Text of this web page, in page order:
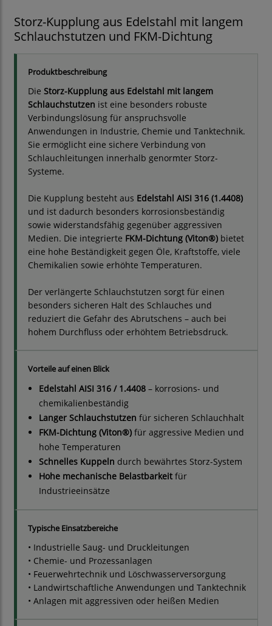
Storz-Kupplung aus Edelstahl mit langem
Schlauchstutzen und FKM-Dichtung
Produktbeschreibung
Die Storz-Kupplung aus Edelstahl mit langem
Schlauchstutzen ist eine besonders robuste
Verbindungslösung für anspruchsvolle
Anwendungen in Industrie, Chemie und Tanktechnik.
Sie ermöglicht eine sichere Verbindung von
Schlauchleitungen innerhalb genormter Storz-
Systeme.
Die Kupplung besteht aus Edelstahl AISI 316 (1.4408)
und ist dadurch besonders korrosionsbeständig
sowie widerstandsfähig gegenüber aggressiven
Medien. Die integrierte FKM-Dichtung (Viton®) bietet
eine hohe Beständigkeit gegen Öle, Kraftstoffe, viele
Chemikalien sowie erhöhte Temperaturen.
Der verlängerte Schlauchstutzen sorgt für einen
besonders sicheren Halt des Schlauches und
reduziert die Gefahr des Abrutschens – auch bei
hohem Durchfluss oder erhöhtem Betriebsdruck.
Vorteile auf einen Blick
Edelstahl AISI 316 / 1.4408 – korrosions- und
chemikalienbeständig
Langer Schlauchstutzen für sicheren Schlauchhalt
FKM-Dichtung (Viton®) für aggressive Medien und
hohe Temperaturen
Schnelles Kuppeln durch bewährtes Storz-System
Hohe mechanische Belastbarkeit für
Industrieeinsätze
Typische Einsatzbereiche
• Industrielle Saug- und Druckleitungen
• Chemie- und Prozessanlagen
• Feuerwehrtechnik und Löschwasserversorgung
• Landwirtschaftliche Anwendungen und Tanktechnik
• Anlagen mit aggressiven oder heißen Medien